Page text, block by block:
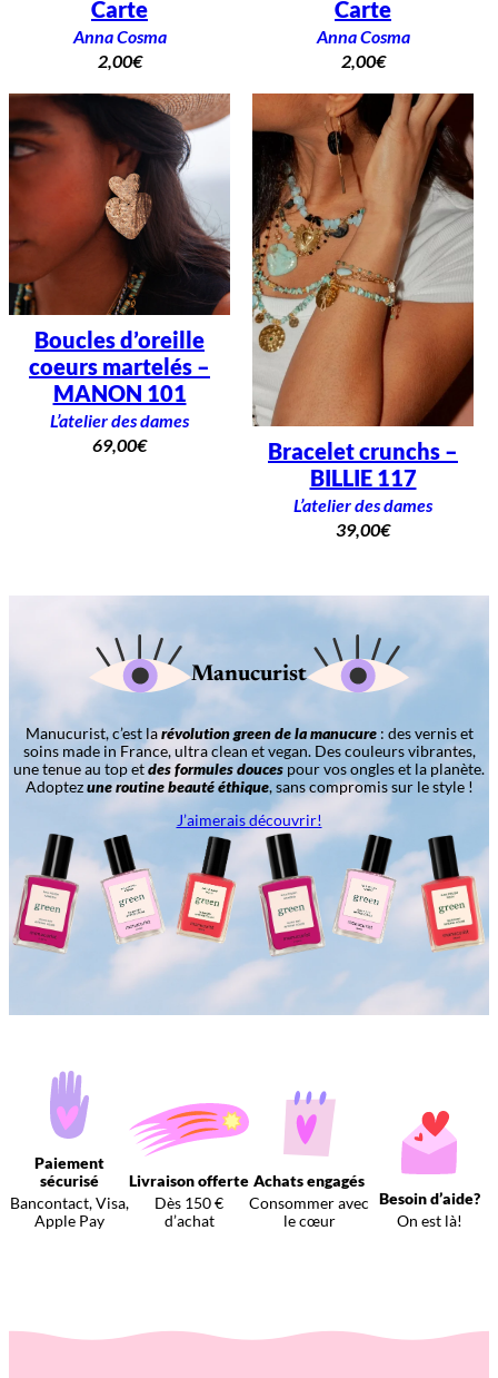
Carte
Anna Cosma
2,00€
Carte
Anna Cosma
2,00€
Boucles d’oreille
coeurs martelés –
MANON 101
L’atelier des dames
69,00€
Bracelet crunchs –
BILLIE 117
L’atelier des dames
39,00€
Manucurist
Manucurist, c’est larévolution green de la manucure: des vernis et
soins made in France, ultra clean et vegan. Des couleurs vibrantes,
une tenue au top etdes formules douces pour vos ongles et la planète.
Adoptezune routine beauté éthique, sans compromis sur le style !
J’aimerais découvrir!
Paiement
sécurisé
Bancontact, Visa,
Apple Pay
Livraison offerte
Dès 150 €
d’achat
Achats engagés
Consommer avec
le cœur
Besoin d’aide?
On est là!